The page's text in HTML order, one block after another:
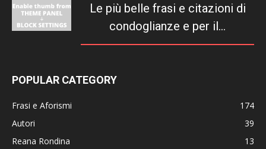
Le più belle frasi e citazioni di
condoglianze e per il...
POPULAR CATEGORY
Frasi e Aforismi
174
Autori
39
Reana Rondina
13